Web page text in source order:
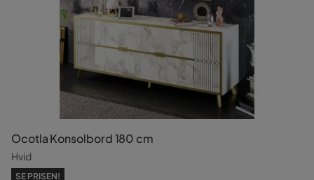
Ocotla Konsolbord 180 cm
Hvid
SE PRISEN!